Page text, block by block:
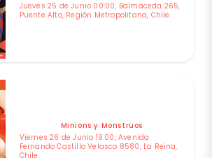
Jueves 25 de Junio 00:00, Balmaceda 265,
Puente Alto, Región Metropolitana, Chile
Minions y Monstruos
Viernes 26 de Junio 19:00, Avenida
Fernando Castillo Velasco 8580, La Reina,
Chile